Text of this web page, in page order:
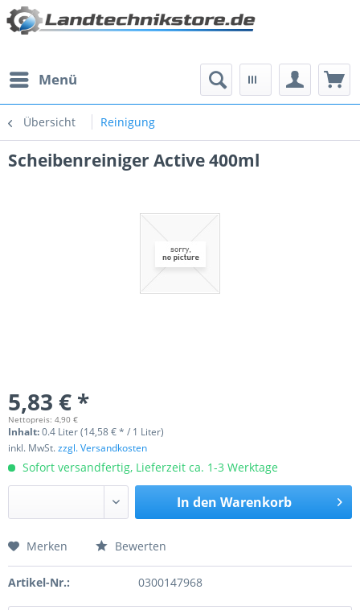
Menü
Übersicht Reinigung
Scheibenreiniger Active 400ml
5,83 € *
Nettopreis: 4,90 €
Inhalt:0.4 Liter (14,58 € * / 1 Liter)
inkl. MwSt.zzgl. Versandkosten
Sofort versandfertig, Lieferzeit ca. 1-3 Werktage
In den Warenkorb
Preis anfragen
Merken Bewerten
Artikel-Nr.: 0300147968